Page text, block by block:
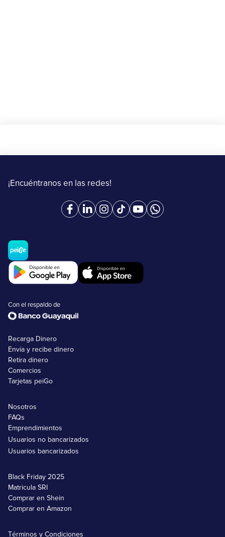
¡Encuéntranos en las redes!
Con el respaldo de
Recarga Dinero
Envía y recibe dinero
Retira dinero
Comercios
Tarjetas peiGo
Nosotros
FAQs
Emprendimientos
Usuarios no bancarizados
Usuarios bancarizados
Black Friday 2025
Matricula SRI
Comprar en Shein
Comprar en Amazon
Términos y Condiciones